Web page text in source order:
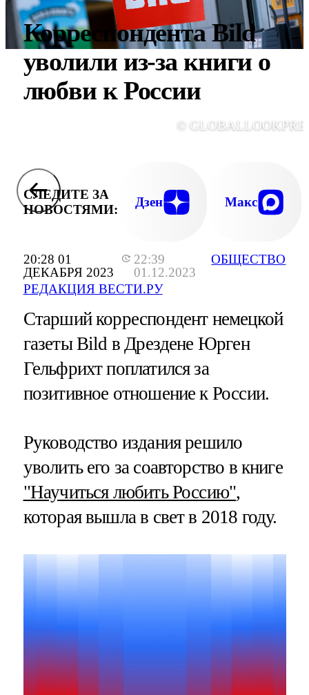
20:28 01
ДЕКАБРЯ 2023
22:39
01.12.2023
РЕДАКЦИЯ ВЕСТИ.РУ
ОБЩЕСТВО
Корреспондента Bild
уволили из-за книги о
любви к России
©
СЛЕДИТЕ ЗА
НОВОСТЯМИ:
Дзен Макс
Старший корреспондент немецкой
газеты Bild в Дрездене Юрген
Гельфрихт поплатился за
позитивное отношение к России.
Руководство издания решило
уволить его за соавторство в книге
"Научиться любить Россию",
которая вышла в свет в 2018 году.